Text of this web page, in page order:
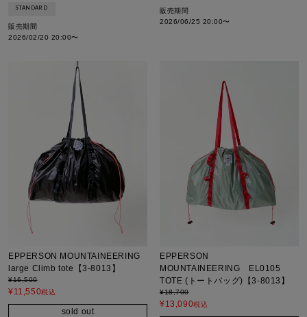
STANDARD
販売期間
2026/02/20 20:00〜
販売期間
2026/06/25 20:00〜
EPPERSON MOUNTAINEERING
large Climb tote【3-8013】
¥16,500
¥11,550税込
sold out
EPPERSON
MOUNTAINEERING EL0105
TOTE (トートバッグ)【3-8013】
¥18,700
¥13,090税込